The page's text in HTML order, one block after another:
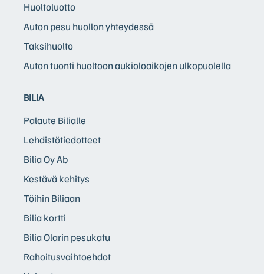
Huoltoluotto
Auton pesu huollon yhteydessä
Taksihuolto
Auton tuonti huoltoon aukioloaikojen ulkopuolella
BILIA
Palaute Bilialle
Lehdistötiedotteet
Bilia Oy Ab
Kestävä kehitys
Töihin Biliaan
Bilia kortti
Bilia Olarin pesukatu
Rahoitusvaihtoehdot